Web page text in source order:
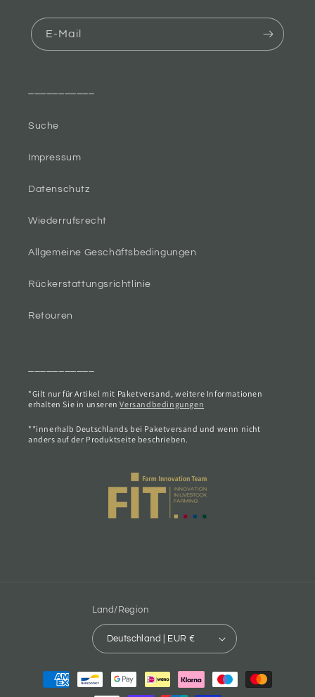
E-Mail
Suche
Impressum
Datenschutz
Wiederrufsrecht
Allgemeine Geschäftsbedingungen
Rückerstattungsrichtlinie
Retouren
*Gilt nur für Artikel mit Paketversand, weitere Informationen
erhalten Sie in unserenVersandbedingungen
**innerhalb Deutschlands bei Paketversand und wenn nicht
anders auf der Produktseite beschrieben.
Land/Region
Deutschland | EUR €
Zahlungsmethoden